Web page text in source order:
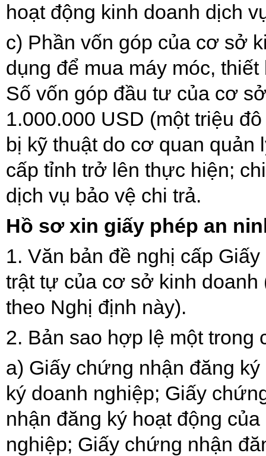
hoạt động kinh doanh dịch
c) Phần vốn góp của cơ sở
dụng để mua máy móc,
Số vốn góp đầu tư của cơ
1.000.000 USD (một triệu
bị kỹ thuật do cơ quan
cấp tỉnh trở lên thực hiện;
dịch vụ bảo vệ chi trả.
Hồ sơ xin giấy phép an
1. Văn bản đề nghị cấp
trật tự của cơ sở kinh doanh
theo Nghị định này).
2. Bản sao hợp lệ một trong
a) Giấy chứng nhận đăng
ký doanh nghiệp; Giấy
nhận đăng ký hoạt động
nghiệp; Giấy chứng nhận